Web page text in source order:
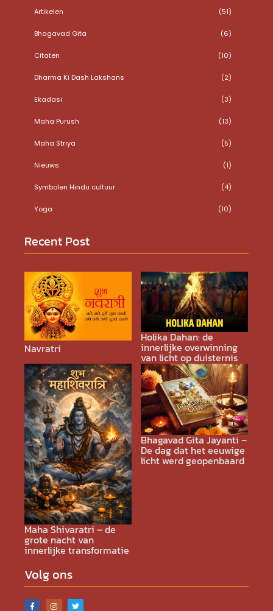
Artikelen (51)
Bhagavad Gita (6)
Citaten (10)
Dharma Ki Dash Lakshans (2)
Ekadasi (3)
Maha Purush (13)
Maha Striya (5)
Nieuws (1)
Symbolen Hindu cultuur (4)
Yoga (10)
Recent Post
Navratri
Holika Dahan: de
innerlijke overwinning
van licht op duisternis
Maha Shivaratri – de
grote nacht van
innerlijke transformatie
Bhagavad Gita Jayanti –
De dag dat het eeuwige
licht werd geopenbaard
Volg ons